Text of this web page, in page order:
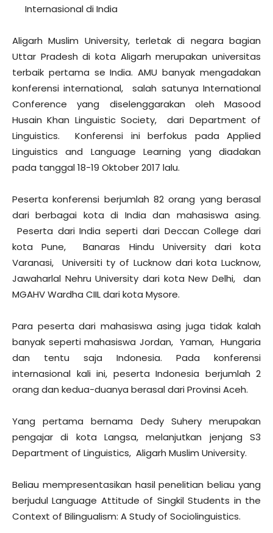
Internasional di India
Aligarh Muslim University, terletak di negara bagian
Uttar Pradesh di kota Aligarh merupakan universitas
terbaik pertama se India. AMU banyak mengadakan
konferensi international, salah satunya International
Conference yang diselenggarakan oleh Masood
Husain Khan Linguistic Society, dari Department of
Linguistics. Konferensi ini berfokus pada Applied
Linguistics and Language Learning yang diadakan
pada tanggal 18-19 Oktober 2017 lalu.
Peserta konferensi berjumlah 82 orang yang berasal
dari berbagai kota di India dan mahasiswa asing.
Peserta dari India seperti dari Deccan College dari
kota Pune, Banaras Hindu University dari kota
Varanasi, Universiti ty of Lucknow dari kota Lucknow,
Jawaharlal Nehru University dari kota New Delhi, dan
MGAHV Wardha CIIL dari kota Mysore.
Para peserta dari mahasiswa asing juga tidak kalah
banyak seperti mahasiswa Jordan, Yaman, Hungaria
dan tentu saja Indonesia. Pada konferensi
internasional kali ini, peserta Indonesia berjumlah 2
orang dan kedua-duanya berasal dari Provinsi Aceh.
Yang pertama bernama Dedy Suhery merupakan
pengajar di kota Langsa, melanjutkan jenjang S3
Department of Linguistics, Aligarh Muslim University.
Beliau mempresentasikan hasil penelitian beliau yang
berjudul Language Attitude of Singkil Students in the
Context of Bilingualism: A Study of Sociolinguistics.